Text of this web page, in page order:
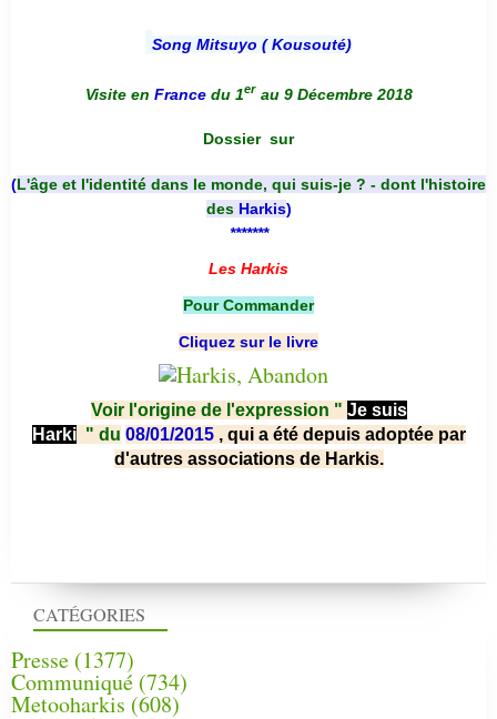
CATÉGORIES
Presse (1377)
Communiqué (734)
Metooharkis (608)
Song Mitsuyo ( Kousouté)
Visite en France du 1er au 9 Décembre 2018
Dossier sur
(L'âge et l'identité dans le monde, qui suis-je ? - dont l'histoire
des Harkis)
*******
Les Harkis
Pour Commander
Cliquez sur le livre
Voir l'origine de l'expression " Je suis
Harki " du 08/01/2015 , qui a été depuis adoptée par
d'autres associations de Harkis.